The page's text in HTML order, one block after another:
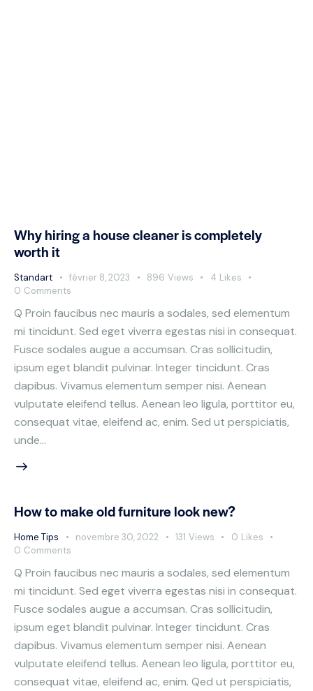
Why hiring a house cleaner is completely
worth it
Standart février 8, 2023 896 Views 4 Likes
0 Comments
Q Proin faucibus nec mauris a sodales, sed elementum
mi tincidunt. Sed eget viverra egestas nisi in consequat.
Fusce sodales augue a accumsan. Cras sollicitudin,
ipsum eget blandit pulvinar. Integer tincidunt. Cras
dapibus. Vivamus elementum semper nisi. Aenean
vulputate eleifend tellus. Aenean leo ligula, porttitor eu,
consequat vitae, eleifend ac, enim. Sed ut perspiciatis,
unde…
How to make old furniture look new?
Home Tips novembre 30, 2022 131 Views 0 Likes
0 Comments
Q Proin faucibus nec mauris a sodales, sed elementum
mi tincidunt. Sed eget viverra egestas nisi in consequat.
Fusce sodales augue a accumsan. Cras sollicitudin,
ipsum eget blandit pulvinar. Integer tincidunt. Cras
dapibus. Vivamus elementum semper nisi. Aenean
vulputate eleifend tellus. Aenean leo ligula, porttitor eu,
consequat vitae, eleifend ac, enim. Qed ut perspiciatis,